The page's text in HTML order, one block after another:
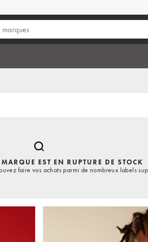
EST EN RUPTURE DE STOCK
faire vos achats parmi de nombreux labels